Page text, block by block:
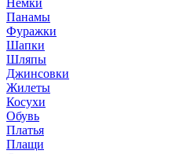
Немки
Панамы
Фуражки
Шапки
Шляпы
Джинсовки
Жилеты
Косухи
Обувь
Платья
Плащи